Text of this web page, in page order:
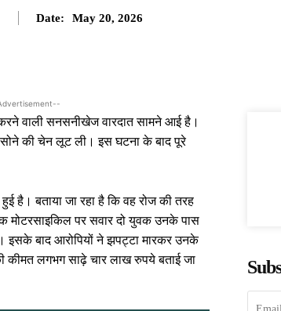
Date: May 20, 2026
वाली सनसनीखेज वारदात सामने आई है।
सोने की चेन लूट ली। इस घटना के बाद पूरे
है। बताया जा रहा है कि वह रोज की तरह
मोटरसाइकिल पर सवार दो युवक उनके पास
इसके बाद आरोपियों ने झपट्टा मारकर उनके
कीमत लगभग साढ़े चार लाख रुपये बताई जा